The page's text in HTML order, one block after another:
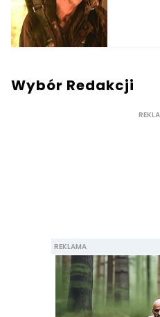
Wybór Redakcji